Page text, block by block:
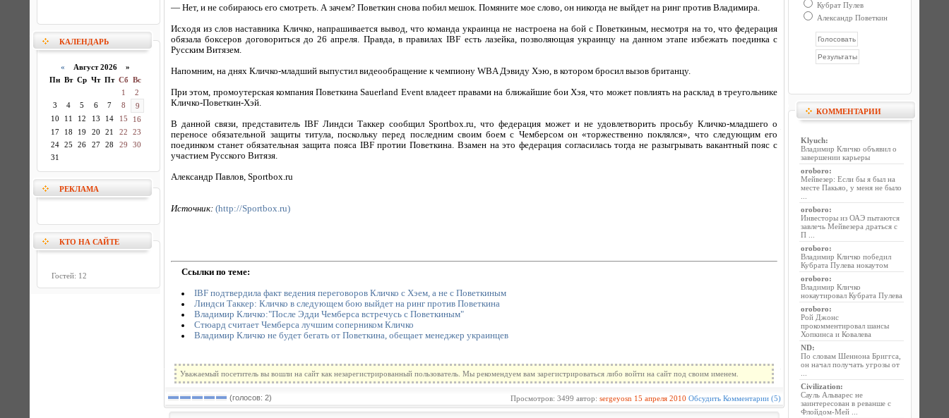
КАЛЕНДАРЬ
« Август 2026 »
Пн Вт Ср Чт Пт Сб Вс
1
2
3
4 5 6 7 8
9
10
11 12 13 14 15
16
17
18 19 20 21 22
23
24
25 26 27 28 29
30
31
РЕКЛАМА
КТО НА САЙТЕ
Гостей: 12
— Нет, и не собираюсь его смотреть. А зачем? Поветкин снова побил мешок. Помяните мое слово, он никогда не выйдет на ринг против Владимира.
Исходя из слов наставника Кличко, напрашивается вывод, что команда украинца не настроена на бой с Поветкиным, несмотря на то, что федерация
обязала боксеров договориться до 26 апреля. Правда, в правилах IBF есть лазейка, позволяющая украинцу на данном этапе избежать поединка с
Русским Витязем.
Напомним, на днях Кличко-младший выпустил видеообращение к чемпиону WBA Дэвиду Хэю, в котором бросил вызов британцу.
При этом, промоутерская компания Поветкина Sauerland Event владеет правами на ближайшие бои Хэя, что может повлиять на расклад в треугольнике
Кличко-Поветкин-Хэй.
В данной связи, представитель IBF Линдси Таккер сообщил Sportbox.ru, что федерация может и не удовлетворить просьбу Кличко-младшего о
переносе обязательной защиты титула, поскольку перед последним своим боем с Чемберсом он «торжественно поклялся», что следующим его
поединком станет обязательная защита пояса IBF протии Поветкина. Взамен на это федерация согласилась тогда не разыгрывать вакантный пояс с
участием Русского Витязя.
Александр Павлов, Sportbox.ru
Источник: (http://Sportbox.ru)
Ссылки по теме:
IBF подтвердила факт ведения переговоров Кличко с Хэем, а не с Поветкиным
Линдси Таккер: Кличко в следующем бою выйдет на ринг против Поветкина
Владимир Кличко:"После Эдди Чемберса встречусь с Поветкиным"
Стюард считает Чемберса лучшим соперником Кличко
Владимир Кличко не будет бегать от Поветкина, обещает менеджер украинцев
Уважаемый посетитель вы вошли на сайт как незарегистрированный пользователь. Мы рекомендуем вам зарегистрироваться либо войти на сайт под своим именем.
(голосов: 2) Просмотров: 3499 автор: sergeyosn 15 апреля 2010 Обсудить Комментарии (5)
Кубрат Пулев
Александр Поветкин
КОММЕНТАРИИ
Klyuch:
Владимир Кличко объявил о
завершении карьеры
oroboro:
Мейвезер: Если бы я был на
месте Пакьяо, у меня не было
oroboro:
Инвесторы из ОАЭ пытаются
завлечь Мейвезера драться с
П ...
oroboro:
Владимир Кличко победил
Кубрата Пулева нокаутом
oroboro:
Владимир Кличко
нокаутировал Кубрата Пулева
oroboro:
Рой Джонс
прокомментировал шансы
Хопкинса и Ковалева
ND:
По словам Шеннона Бриггса,
он начал получать угрозы от
Civilization:
Сауль Альварес не
заинтересован в реванше с
Флойдом-Мей ...